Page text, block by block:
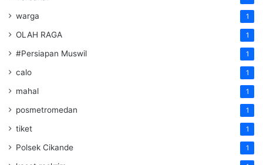
warga 1
OLAH RAGA 1
#Persiapan Muswil 1
calo 1
mahal 1
posmetromedan 1
tiket 1
Polsek Cikande 1